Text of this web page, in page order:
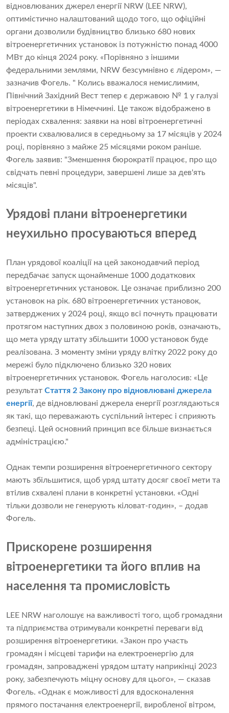
відновлюваних джерел енергії NRW (LEE NRW),
оптимістично налаштований щодо того, що офіційні
органи дозволили будівництво близько 680 нових
вітроенергетичних установок із потужністю понад 4000
МВт до кінця 2024 року. «Порівняно з іншими
федеральними землями, NRW безсумнівно є лідером», —
зазначив Фогель. " Колись вважалося немислимим,
Північний Західний Вест тепер є державою № 1 у галузі
вітроенергетики в Німеччині. Це також відображено в
періодах схвалення: заявки на нові вітроенергетичні
проекти схвалювалися в середньому за 17 місяців у 2024
році, порівняно з майже 25 місяцями роком раніше.
Фогель заявив: "Зменшення бюрократії працює, про що
свідчать певні процедури, завершені лише за дев'ять
місяців".
Урядові плани вітроенергетики
неухильно просуваються вперед
План урядової коаліції на цей законодавчий період
передбачає запуск щонайменше 1000 додаткових
вітроенергетичних установок. Це означає приблизно 200
установок на рік. 680 вітроенергетичних установок,
затверджених у 2024 році, якщо всі почнуть працювати
протягом наступних двох з половиною років, означають,
що мета уряду штату збільшити 1000 установок буде
реалізована. З моменту зміни уряду влітку 2022 року до
мережі було підключено близько 320 нових
вітроенергетичних установок. Фогель наголосив: «Це
результат Стаття 2 Закону про відновлювані джерела
енергії, де відновлювані джерела енергії розглядаються
як такі, що переважають суспільний інтерес і сприяють
безпеці. Цей основний принцип все більше визнається
адміністрацією."
Однак темпи розширення вітроенергетичного сектору
мають збільшитися, щоб уряд штату досяг своєї мети та
втілив схвалені плани в конкретні установки. «Одні
тільки дозволи не генерують кіловат-годин», – додав
Фогель.
Прискорене розширення
вітроенергетики та його вплив на
населення та промисловість
LEE NRW наголошує на важливості того, щоб громадяни
та підприємства отримували конкретні переваги від
розширення вітроенергетики. «Закон про участь
громадян і місцеві тарифи на електроенергію для
громадян, запроваджені урядом штату наприкінці 2023
року, забезпечують міцну основу для цього», — сказав
Фогель. «Однак є можливості для вдосконалення
прямого постачання електроенергії, виробленої вітром,